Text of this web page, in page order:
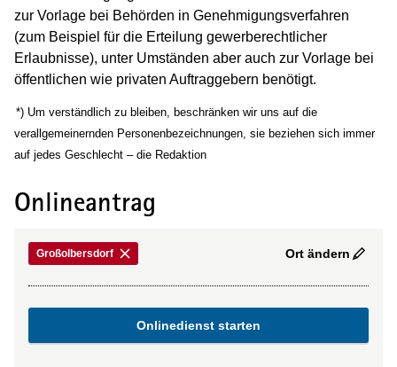
zur Vorlage bei Behörden in Genehmigungsverfahren
(zum Beispiel für die Erteilung gewerberechtlicher
Erlaubnisse), unter Umständen aber auch zur Vorlage bei
öffentlichen wie privaten Auftraggebern benötigt.
(Wird in einem neuen Fenster geöffnet)
*) Um verständlich zu bleiben, beschränken wir uns auf die
verallgemeinernden Personenbezeichnungen, sie beziehen sich immer
auf jedes Geschlecht – die Redaktion
Onlineantrag
Großolbersdorf Ort ändern
Onlinedienst starten